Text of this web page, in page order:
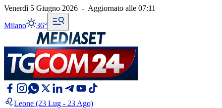
Venerdì 5 Giugno 2026 - Aggiornato alle 07:11
Milano 36°
Leone (23 Lug - 23 Ago)